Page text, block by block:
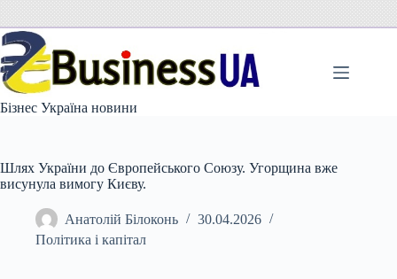
вмісту
Бізнес Україна новини
Шлях України до Європейського Союзу. Угорщина вже
висунула вимогу Києву.
Анатолій Білоконь
30.04.2026
Політика і капітал